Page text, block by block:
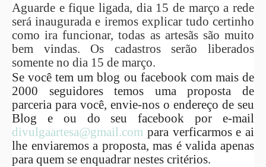
Aguarde e fique ligada, dia 15 de março a rede
será inaugurada e iremos explicar tudo certinho
como ira funcionar, todas as artesãs são muito
bem vindas. Os cadastros serão liberados
somente no dia 15 de março.
Se você tem um blog ou facebook com mais de
2000 seguidores temos uma proposta de
parceria para você, envie-nos o endereço de seu
Blog e ou do seu facebook por e-mail
divulgaartesa@gmail.com para verficarmos e ai
lhe enviaremos a proposta, mas é valida apenas
para quem se enquadrar nestes critérios.